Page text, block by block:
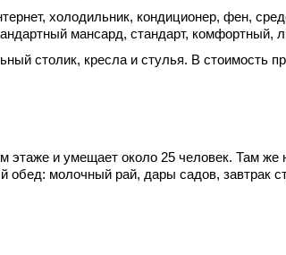
холодильник, кондиционер, фен,
мансард, стандарт, комфортный,
столик, кресла и стулья. В стоимость
этаже и умещает около 25 человек. Там же
молочный рай, дары садов, завтрак